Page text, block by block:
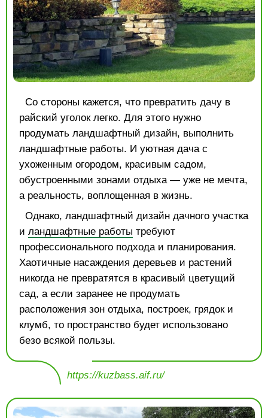
Со стороны кажется, что превратить дачу в
райский уголок легко. Для этого нужно
продумать ландшафтный дизайн, выполнить
ландшафтные работы. И уютная дача с
ухоженным огородом, красивым садом,
обустроенными зонами отдыха — уже не мечта,
а реальность, воплощенная в жизнь.
Однако, ландшафтный дизайн дачного участка
и ландшафтные работы требуют
профессионального подхода и планирования.
Хаотичные насаждения деревьев и растений
никогда не превратятся в красивый цветущий
сад, а если заранее не продумать
расположения зон отдыха, построек, грядок и
клумб, то пространство будет использовано
безо всякой пользы.
https://kuzbass.aif.ru/